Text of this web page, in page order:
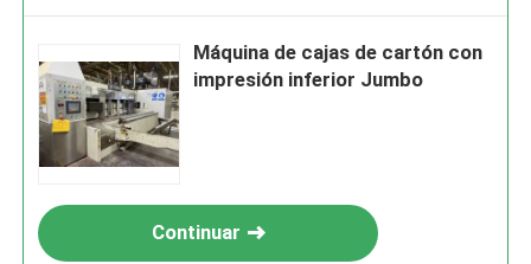
Máquina de cajas de cartón con
impresión inferior Jumbo
Continuar